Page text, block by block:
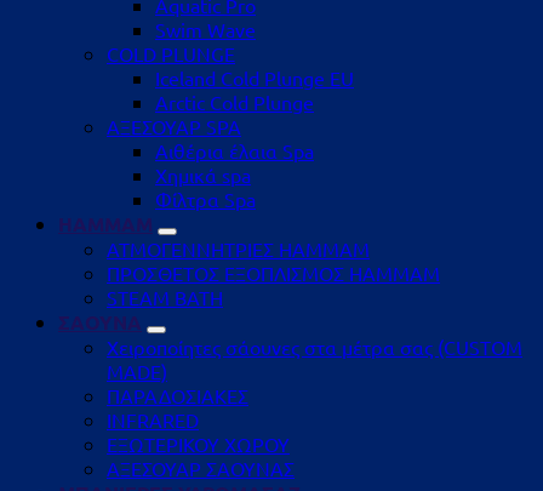
Aquatic Pro
Swim Wave
COLD PLUNGE
Iceland Cold Plunge EU
Arctic Cold Plunge
ΑΞΕΣΟΥΑΡ SPA
Αιθέρια έλαια Spa
Χημικά spa
Φίλτρα Spa
HAMMAM
ΑΤΜΟΓΕΝΝΗΤΡΙΕΣ HAMMAM
ΠΡΟΣΘΕΤΟΣ ΕΞΟΠΛΙΣΜΟΣ HAMMAM
STEAM BATH
ΣΑΟΥΝΑ
Χειροποίητες σάουνες στα μέτρα σας (CUSTOM
MADE)
ΠΑΡΑΔΟΣΙΑΚΕΣ
INFRARED
ΕΞΩΤΕΡΙΚΟΥ ΧΩΡΟΥ
ΑΞΕΣΟΥΑΡ ΣΑΟΥΝΑΣ